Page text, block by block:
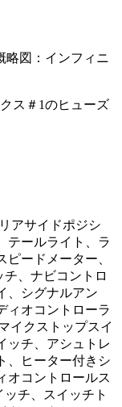
ス＃1のヒューズ
アサイドポジシ
テールライト、ラ
ードメーター、
、ナビコントロ
、シグナルアン
ィオコントローラ
イクストップスイ
ッチ、アシュトレ
、ヒーター付きシ
オコントロールス
チ、スイッチト